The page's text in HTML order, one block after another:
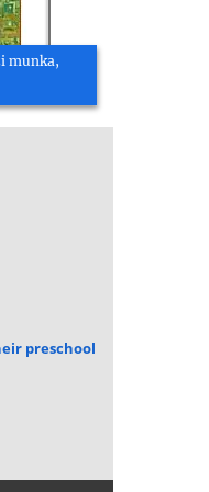
munka,
preschool